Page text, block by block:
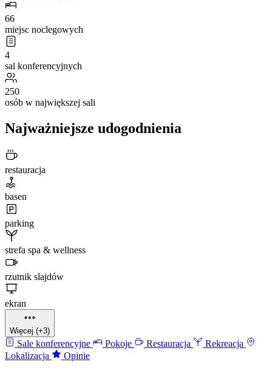
66
miejsc noclegowych
4
sal konferencyjnych
250
osób w największej sali
Najważniejsze udogodnienia
restauracja
basen
parking
strefa spa & wellness
rzutnik slajdów
ekran
Więcej (+3)
Sale konferencyjne Pokoje Restauracja
Rekreacja
Lokalizacja
Opinie